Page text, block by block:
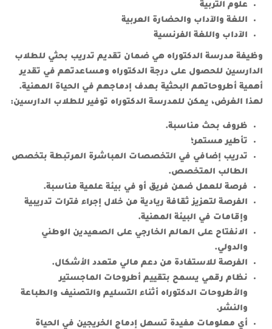
علوم التربية
اللغة والآداب والحضارة العربية
الآداب واللغة الفرنسية
وظيفة مدرسة الدكتوراه هي ضمان تقديم تدريب بحثي للطلاب
الدارسين للحصول على درجة الدكتوراه ومساعدتهم في تقدير
أهمية أطروحاتهم البحثية بهدف إدماجهم في الحياة المهنية.
لهذا الغرض، يمكن للمدرسة الدكتوراه توفير للطلاب الدارسين:
ظروف بحث مناسبة.
تأطير مستمر؛
تدريب إضافي في التخصصات المباشرة المرتبطة بتخصص
الطالب المتخصص.
فرصة للعمل ضمن فريق أو في بيئة علمية مناسبة.
الفرصة لتعزيز ثقافة ريادية من خلال إجراء فترات تدريبية
وإقامات في البيئة المهنية.
الانفتاح على العالم الخارجي على الصعيدين الوطني
والدولي.
الفرصة للاستفادة من دعم مالي متعدد الأشكال.
نظام رقمي يسمح بتقييم أطروحات الماجستير
والأطروحات الدكتوراه أثناء التسليم والتصنيف والطباعة
والنشر.
أي معلومات مفيدة تسهل إدماج الخريجين في الحياة